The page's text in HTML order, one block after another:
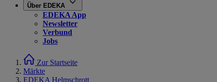
Über EDEKA
EDEKA App
Newsletter
Verbund
Jobs
Zur Startseite
Märkte
EDEKA Helmschrott